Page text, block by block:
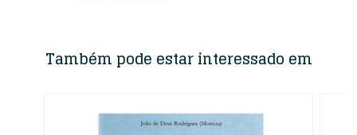
Também pode estar interessado em